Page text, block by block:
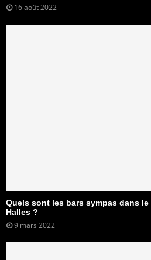
16 août 2022
Quels sont les bars sympas dans
Halles ?
9 mars 2022